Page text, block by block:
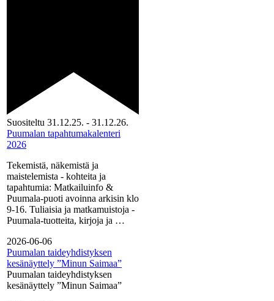
Suositeltu 31.12.25. - 31.12.26.
Puumalan tapahtumakalenteri
2026
Tekemistä, näkemistä ja
maistelemista - kohteita ja
tapahtumia: Matkailuinfo &
Puumala-puoti avoinna arkisin klo
9-16. Tuliaisia ja matkamuistoja -
Puumala-tuotteita, kirjoja ja …
2026-06-06
Puumalan taideyhdistyksen
kesänäyttely ”Minun Saimaa”
Puumalan taideyhdistyksen
kesänäyttely ”Minun Saimaa”